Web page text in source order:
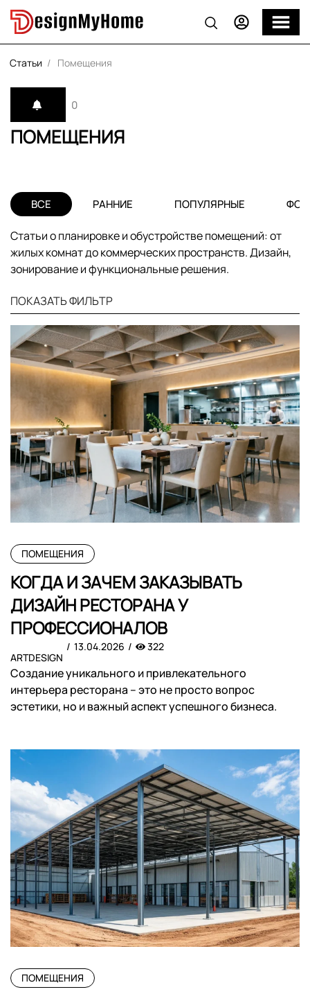
Статьи Помещения
ПОМЕЩЕНИЯ
0
ВСЕ РАННИЕ ПОПУЛЯРНЫЕ
Статьи о планировке и обустройстве помещений: от
жилых комнат до коммерческих пространств. Дизайн,
зонирование и функциональные решения.
ПОКАЗАТЬ ФИЛЬТР
ПОМЕЩЕНИЯ
КОГДА И ЗАЧЕМ ЗАКАЗЫВАТЬ
ДИЗАЙН РЕСТОРАНА У
ПРОФЕССИОНАЛОВ
ARTDESIGN
13.04.2026 322
Создание уникального и привлекательного
интерьера ресторана – это не просто вопрос
эстетики, но и важный аспект успешного бизнеса.
ПОМЕЩЕНИЯ